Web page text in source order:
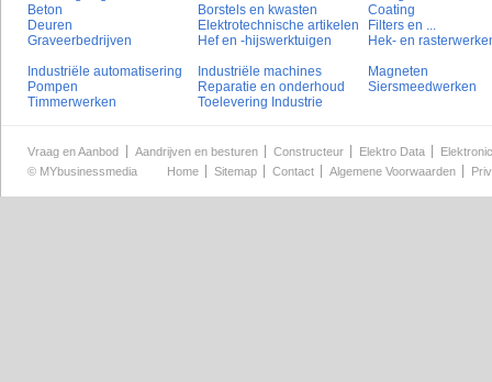
Beton
Borstels en kwasten
Coating
Deuren
Elektrotechnische artikelen
Filters en ...
Graveerbedrijven
Hef en -hijswerktuigen
Hek- en
Industriële automatisering
Industriële machines
Magneten
Pompen
Reparatie en onderhoud
Siersmeedwerken
Timmerwerken
Toelevering Industrie
Vraag en Aanbod Aandrijven en besturen Constructeur Elektro Data
© MYbusinessmedia Home Sitemap Contact Algemene Voorwaarden